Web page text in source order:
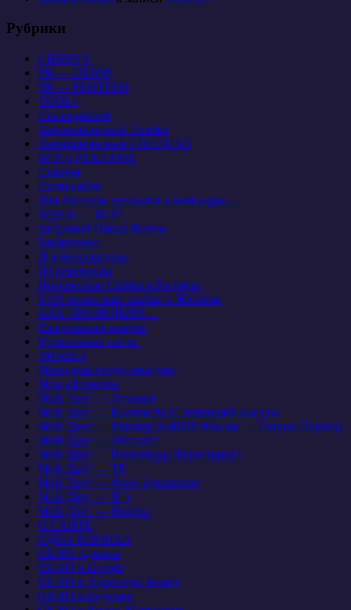
Рубрики
CHERNY
PR — ОБЗОР
PR — РЕНТГЕН
TOOLs
Uncategorized
Антикризисный Ликбез
Антикризисный СПЕЦНАЗ
ВСЁ о РЕКЛАМЕ
Главная
Гости сайта
Для Авторов рассылок в мой адрес…
ЗДЕСЬ — ВСЁ!
Здоровый Образ Жизни
Здравпункт
И в безкультурье
Из переписки
Интересные Сайты и Ресурсы
КАК правильно выбрать Жилище
КАК ПРАВИЛЬНО…
Квартирный вопрос
Кулинарные сайты
ЛИКБЕЗ
Минздрав предупреждает
Мои афоризмы
Мой Друг — Дуэлянт
Мой Друг — Контактёр С-летающей-посуды
Мой Друг — Мистер ДеШОУ (Он же — Гаврик Портер)
Мой Друг — Обормот
Мой Друг — Политкорр (Политринг)
Мой Друг — ТБ
Мой Друг — Фэйс Букашкин:
Мой Друг — Я :)
Мой Друг — Яндекс
О САЙТЕ
ОДНА КНОПКА
ОКНО Админа
ОКНО в Google
ОКНО в Адресную Книгу
ОКНО в Будущее